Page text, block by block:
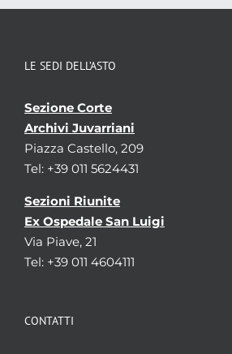
LE SEDI DELL’ASTO
Sezione Corte
Archivi Juvarriani
Piazza Castello, 209
Tel: +39 011 5624431
Sezioni Riunite
Ex Ospedale San Luigi
Via Piave, 21
Tel: +39 011 4604111
CONTATTI